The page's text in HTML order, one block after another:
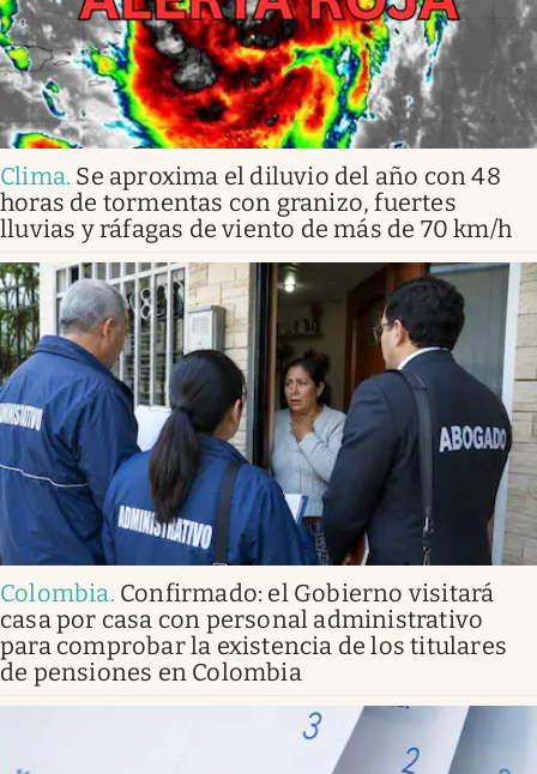
Clima. Se aproxima el diluvio del año con 48
horas de tormentas con granizo, fuertes
lluvias y ráfagas de viento de más de 70 km/h
Colombia. Confirmado: el Gobierno visitará
casa por casa con personal administrativo
para comprobar la existencia de los titulares
de pensiones en Colombia